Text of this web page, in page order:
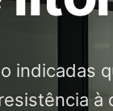
indicadas
à